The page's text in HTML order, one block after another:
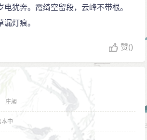
后七子到陈子龙、钱谦益、吴伟
的影响。明清二朝喜欢写艳情诗的人
》》（注：《疑云集》是否为王彦泓
在较大争议）。民国时期鸳鸯蝴蝶派
是受到他的影响。
名。根据《李商隐诗歌集解》里
基本可以确认诗人写作时即以《无
影响力。权贵们互相提携，大量录取
的考生，在唐代科举中是很普遍的现
的考生都会在考试之前就去刻意结交
方面是比较低调的（《与陶进士
他不曾对令狐楚寄予希望，可能性也
成元年写给令狐绹的一封信中“尔来
动”之类的话，可以看出他的情绪已
他于开成二年的中举，也正是令狐父
电犹奔。霞绮空留段，云峰不带根。
漏灯痕。
赞()
庄昶
本中